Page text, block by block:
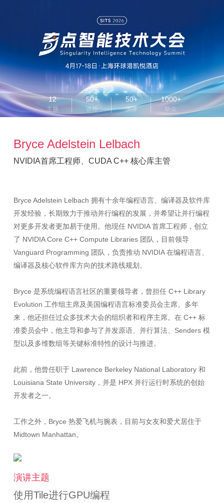
12
主题
50+
讲师
50+
演讲
1000+
听众
Bryce Adelstein Lelbach
NVIDIA首席工程师、CUDA C++ 核心库主管
Bryce Adelstein Lelbach 拥有十余年编程语言、编译器及软件库
开发经验，长期致力于推动并行编程的发展，并希望让并行编程
对更多开发者更加易于使用。他现任 NVIDIA 首席工程师，创立
了 NVIDIA Core C++ Compute Libraries 团队，目前领导
Vanguard Programming 团队，负责推动 NVIDIA 在编程语言、
编译器及核心软件库方向的技术路线规划。
Bryce 是系统编程语言社区的重要领导者，曾担任 C++ Library
Evolution 工作组主席及美国编程语言标准委员会主席。多年
来，他还担任过众多技术大会的组织者和程序主席。在 C++ 标
准委员会中，他主导和参与了并发原语、并行算法、Senders 模
型以及多维数组等关键标准特性的设计与推进。
此前，他曾任职于 Lawrence Berkeley National Laboratory 和
Louisiana State University，并是 HPX 并行运行时系统的创始
开发者之一。
工作之外，Bryce 热爱飞机与腕表，目前与女友和爱犬居住于
演讲主题
使用Tile进行GPU编程